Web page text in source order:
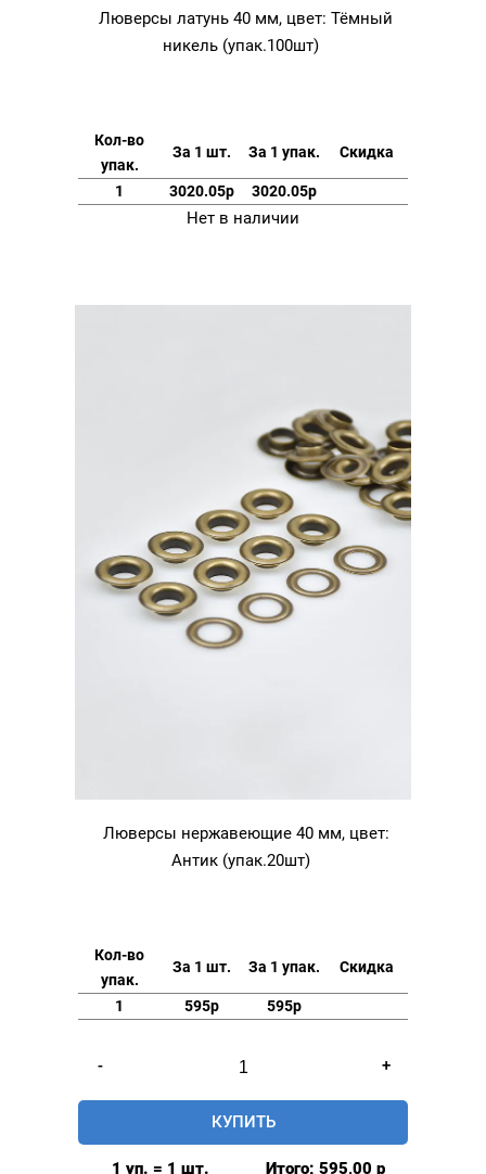
Люверсы латунь 40 мм, цвет: Тёмный
никель (упак.100шт)
Кол-во
упак.
За 1 шт. За 1 упак. Скидка
1 3020.05р 3020.05р
Нет в наличии
Люверсы нержавеющие 40 мм, цвет:
Антик (упак.20шт)
Кол-во
упак.
За 1 шт. За 1 упак. Скидка
1 595р 595р
-
товара
Люверсы
нержавеющие
+
КУПИТЬ
1 уп. = 1 шт. Итого: 595,00 р